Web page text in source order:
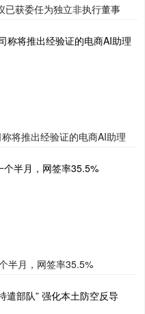
获委任为独立非执行董事
将推出经验证的电商AI助理
半月，网签率35.5%